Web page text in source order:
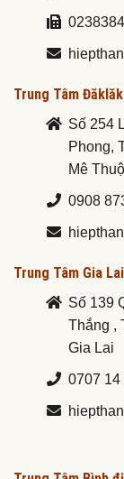
Trung Tâm Đăklăk
Số 254
Phong,
Mê
0908
Trung Tâm Gia Lai
Số 139
Thắng ,
Gia Lai
0707 14